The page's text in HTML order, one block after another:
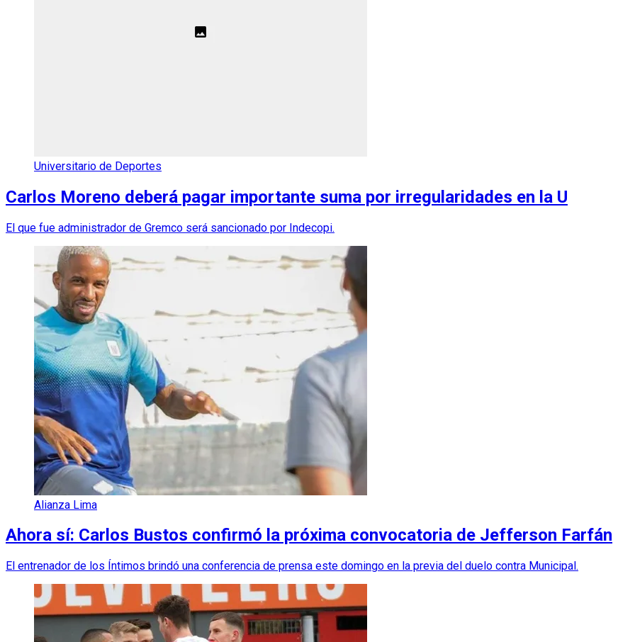
Universitario de Deportes
Carlos Moreno deberá pagar importante suma por irregularidades en la U
El que fue administrador de Gremco será sancionado por Indecopi.
Alianza Lima
Ahora sí: Carlos Bustos confirmó la próxima convocatoria de Jefferson Farfán
El entrenador de los Íntimos brindó una conferencia de prensa este domingo en la previa del duelo contra Municipal.